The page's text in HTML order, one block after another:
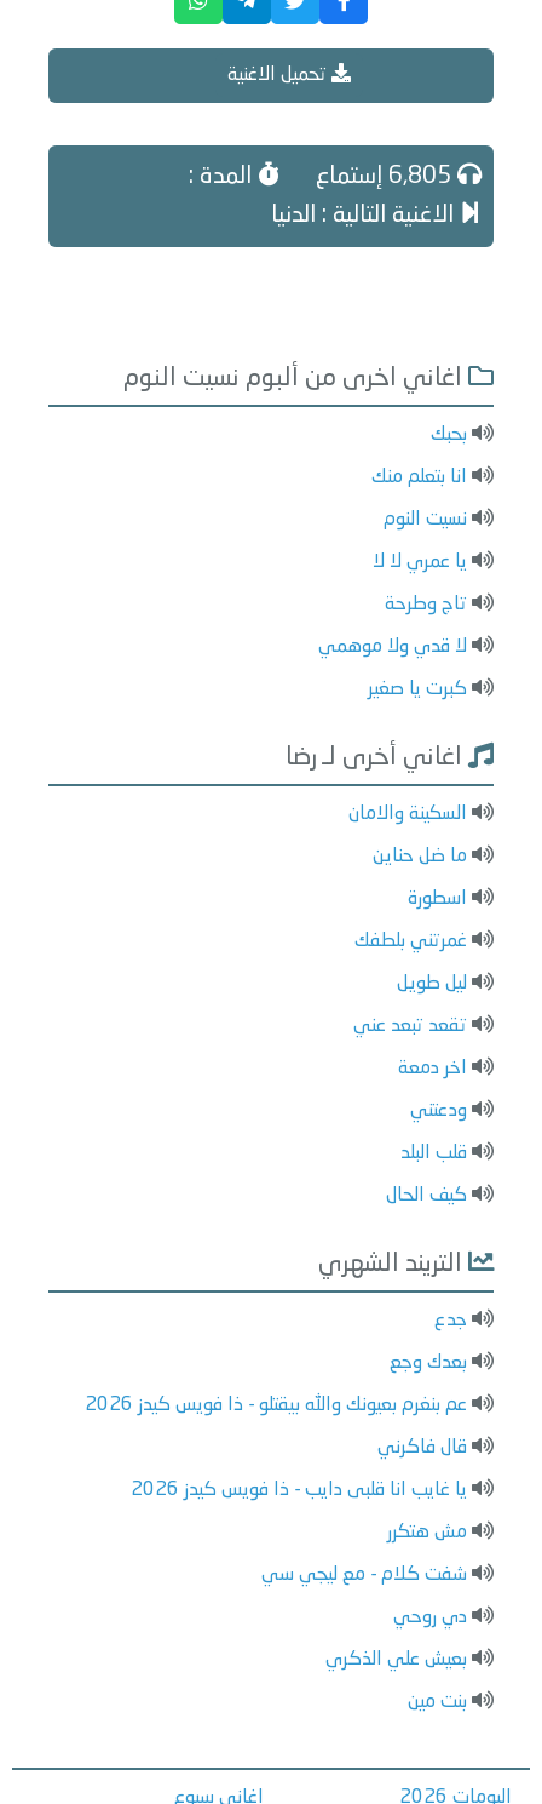
تحميل الاغنية
المدة :
الاغنية التالية : الدنيا
اغاني اخرى من ألبوم نسيت النوم
بحبك
انا بتعلم منك
نسيت النوم
يا عمري لا لا
تاج وطرحة
لا قدي ولا موهمي
كبرت يا صغير
اغاني أخرى لـ رضا
السكينة والامان
ما ضل حناين
اسطورة
غمرتني بلطفك
ليل طويل
تقعد تبعد عني
اخر دمعة
ودعتني
قلب البلد
كيف الحال
التريند الشهري
جدع
بعدك وجع
عم بنغرم بعيونك والله بيقتلو - ذا فويس كيدز 2026
قال فاكرني
يا غايب انا قلبى دايب - ذا فويس كيدز 2026
مش هتكرر
شفت كلام - مع ليجي سي
دي روحي
بعيش علي الذكري
بنت مين
البومات 2026 اغاني سبوع